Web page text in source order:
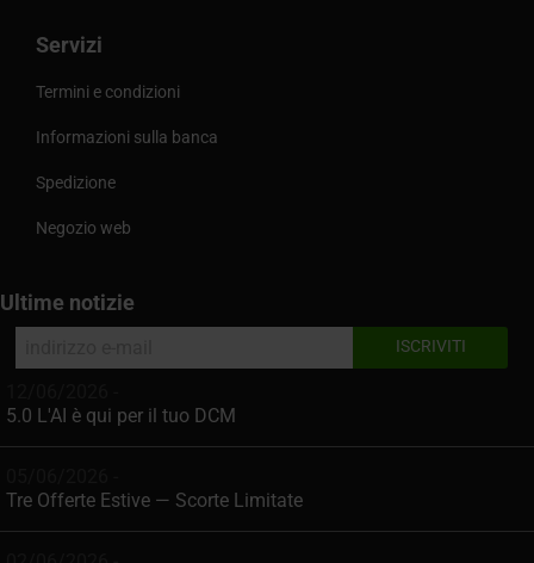
Servizi
Termini e condizioni
Informazioni sulla banca
Spedizione
Negozio web
Ultime notizie
5.0 L'AI è qui per il tuo DCM
Tre Offerte Estive — Scorte Limitate